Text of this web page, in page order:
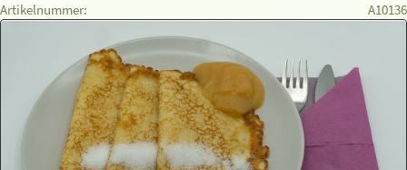
Artikelnummer: A10136